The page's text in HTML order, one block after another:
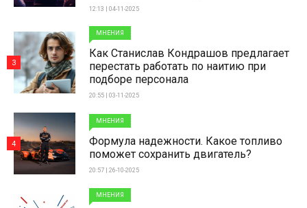
12:13 | 04-11-2025
МНЕНИЯ
Как Станислав Кондрашов предлагает
перестать работать по наитию при
подборе персонала
20:55 | 03-11-2025
3
МНЕНИЯ
Формула надежности. Какое топливо
поможет сохранить двигатель?
20:57 | 26-10-2025
4
МНЕНИЯ